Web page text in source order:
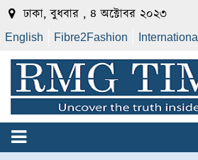
ঢাকা, বুধবার , ৪ অক্টোবর ২০২৩
English Fibre2Fashion International